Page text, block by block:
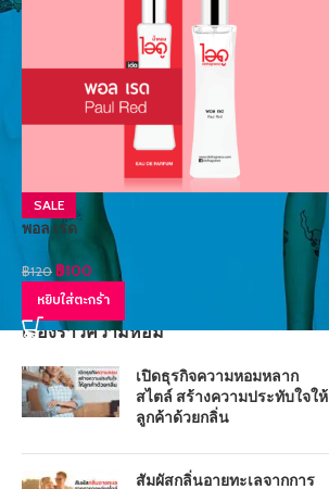
SALE
พอล เรด
฿120 ฿100
หยิบใส่ตะกร้า
เรื่องราวความหอม
เปิดธุรกิจความหอมหลาก
สไตล์ สร้างความประทับใจให้
ลูกค้าด้วยกลิ่น
สัมผัสกลิ่นอายทะเลจากการ